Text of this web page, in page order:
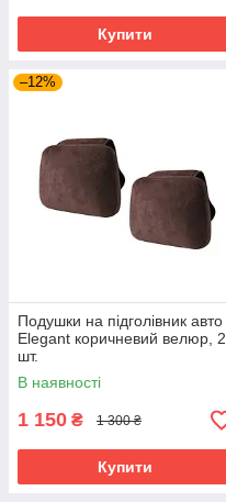
Купити
–12%
Подушки на підголівник авто
Elegant коричневий велюр, 2
шт.
В наявності
1 150 ₴ 1 300 ₴
Купити